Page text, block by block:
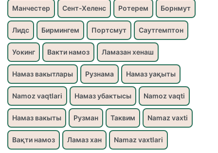
Манчестер Сент-Хеленс Ротерем Борнмут
Лидс Бирмингем Портсмут Саутгемптон
Уокинг Вакти намоз Ламазан хенаш
Намаз вакытлары Рузнама Намаз уақыты
Namoz vaqtlari Намаз убактысы Namoz vaqti
Намаз вакыты Рузман Таквим Namaz vaxti
Вақти намоз Ламаз хан Namaz vaxtlari